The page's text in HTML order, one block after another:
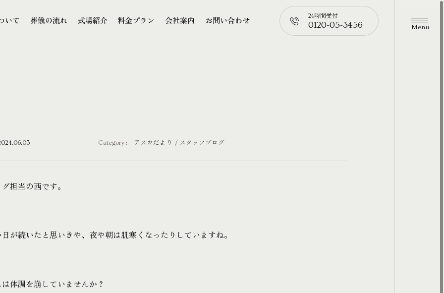
いて
葬儀の流れ
式場紹介
料金プラン
会社案内
お問い合わせ
📞
24時間受付
0120-05-3456 メニ
Category : アスカだより スタッフブログ
担当の西です。
が続いたと思いきや、夜や朝は肌寒くなったりしていますね。
体調を崩していませんか？